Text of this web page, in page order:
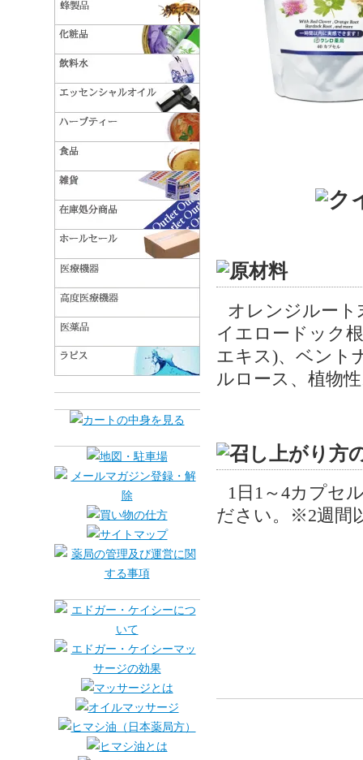
オレンジルート
イエロードック
エキス)、ベント
ルロース、植物
1日1～4カプセ
ださい。※2週間